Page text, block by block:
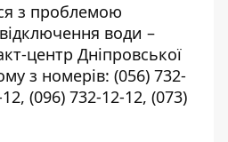
з проблемою
води –
центр Дніпровської
з номерів: (056) 732-
, (096) 732-12-12, (073)